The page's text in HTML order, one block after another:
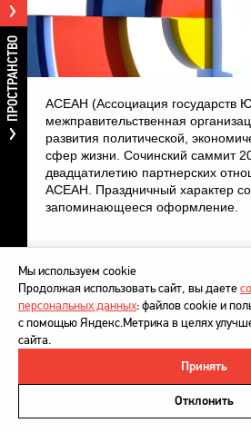
ПРОСТРАНСТВО
АСЕАН (Ассоциация государств
межправительственная
развития политической,
сфер жизни. Сочинский саммит
двадцатилетию партнерских
АСЕАН. Праздничный характер
запоминающееся оформление.
Политика в отношении обработки
Напишите нам
Мы используем cookie
Продолжая использовать сайт, вы даете
персональных данных: файлов cookie и
с помощью Яндекс.Метрика в целях
сайта.
Принять
Отклонить